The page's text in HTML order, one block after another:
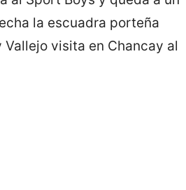
la escuadra porteña
visita en Chancay al